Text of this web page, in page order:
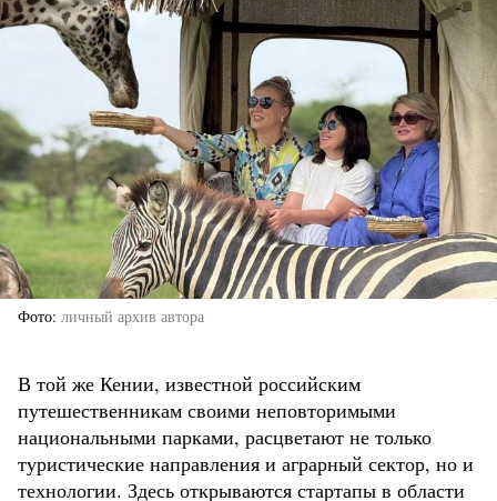
Фото личный архив автора
В той же Кении, известной российским
путешественникам своими неповторимыми
национальными парками, расцветают не только
туристические направления и аграрный сектор, но и
технологии. Здесь открываются стартапы в области